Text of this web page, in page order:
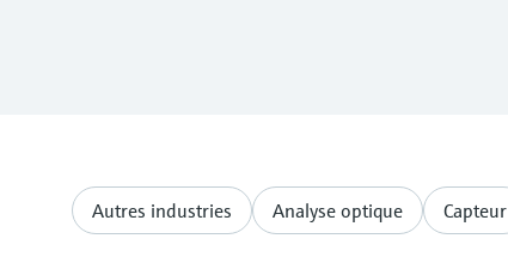
Autres industries Analyse optique Capteur